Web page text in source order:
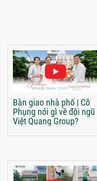
Bàn giao nhà phố | Cô
Phụng nói gì về đội ngũ
Việt Quang Group?